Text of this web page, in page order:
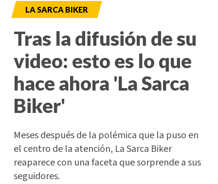
LA SARCA BIKER
Tras la difusión de su
video: esto es lo que
hace ahora 'La Sarca
Biker'
Meses después de la polémica que la puso en
el centro de la atención, La Sarca Biker
reaparece con una faceta que sorprende a sus
seguidores.